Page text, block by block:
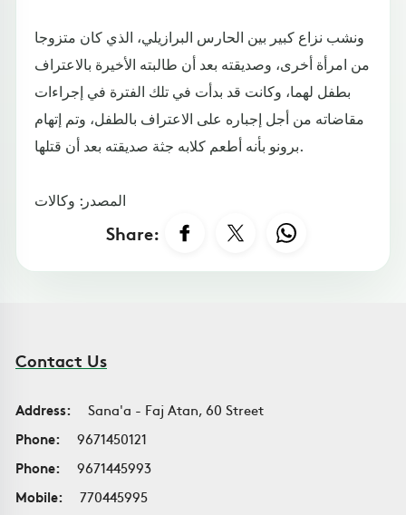
ونشب نزاع كبير بين الحارس البرازيلي، الذي كان متزوجا
من امرأة أخرى، وصديقته بعد أن طالبته الأخيرة بالاعتراف
بطفل لهما، وكانت قد بدأت في تلك الفترة في إجراءات
مقاضاته من أجل إجباره على الاعتراف بالطفل، وتم إتهام
برونو بأنه أطعم كلابه جثة صديقته بعد أن قتلها.
المصدر: وكالات
Share:
Contact Us
Address:
Sana'a - Faj Atan, 60 Street
Phone:
9671450121
Phone:
9671445993
Mobile:
770445995